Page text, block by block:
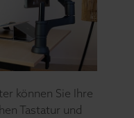
können Sie Ihre
Tastatur und